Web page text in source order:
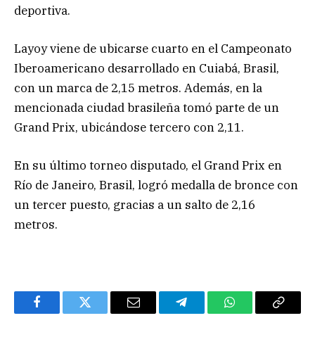
deportiva.
Layoy viene de ubicarse cuarto en el Campeonato
Iberoamericano desarrollado en Cuiabá, Brasil,
con un marca de 2,15 metros. Además, en la
mencionada ciudad brasileña tomó parte de un
Grand Prix, ubicándose tercero con 2,11.
En su último torneo disputado, el Grand Prix en
Río de Janeiro, Brasil, logró medalla de bronce con
un tercer puesto, gracias a un salto de 2,16
metros.
FacebookTwitter Email TelegramWhatsAppCopy